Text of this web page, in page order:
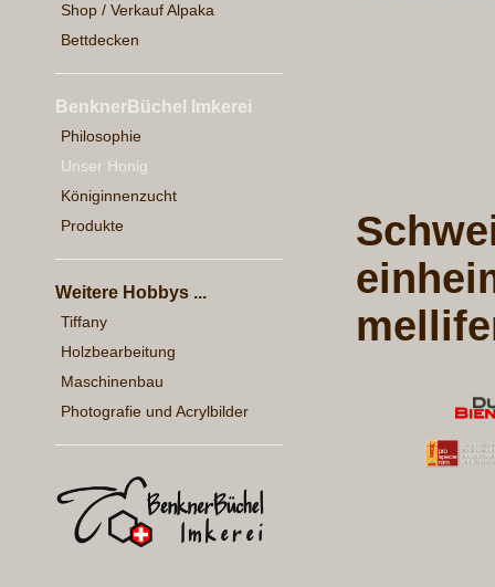
Shop / Verkauf Alpaka
Bettdecken
BenknerBüchel Imkerei
Philosophie
Unser Honig
Königinnenzucht
Produkte
Weitere Hobbys ...
Tiffany
Holzbearbeitung
Maschinenbau
Photografie und Acrylbilder